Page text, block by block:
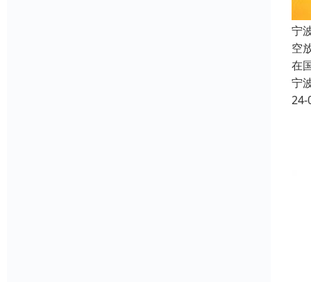
宁
空
在
宁
24-